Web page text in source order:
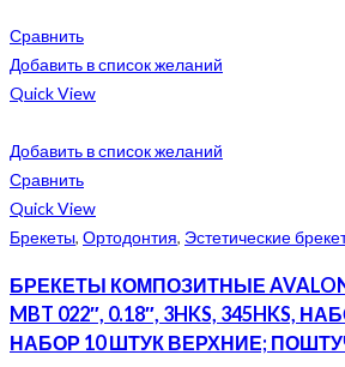
Сравнить
Добавить в список желаний
Quick View
Добавить в список желаний
Сравнить
Quick View
Брекеты, Ортодонтия, Эстетические
БРЕКЕТЫ КОМПОЗИТНЫЕ AVALON
MBT 022″, 0.18″, 3HKS, 345HKS,
НАБОР 10 ШТУК ВЕРХНИЕ;